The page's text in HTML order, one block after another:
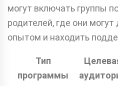
могут включать группы
родителей, где они
опытом и находить
Тип
программы